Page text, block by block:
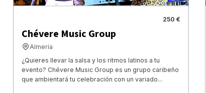
250 €
Chévere Music Group
Almería
¿Quieres llevar la salsa y los ritmos latinos a tu
evento? Chévere Music Group es un grupo caribeño
que ambientará tu celebración con un variado...